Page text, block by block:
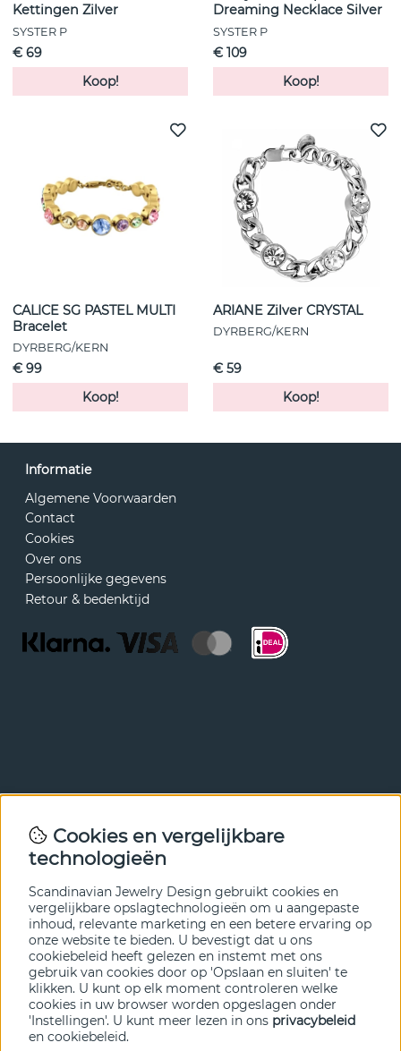
Kettingen Zilver
SYSTER P
€ 69
Koop!
Dreaming Necklace Silver
SYSTER P
€ 109
Koop!
CALICE SG PASTEL MULTI
Bracelet
DYRBERG/KERN
€ 99
Koop!
ARIANE Zilver CRYSTAL
DYRBERG/KERN
€ 59
Koop!
Informatie
Algemene Voorwaarden
Contact
Cookies
Over ons
Persoonlijke gegevens
Retour & bedenktijd
Met onze nieuwsbrief ben je als eerste op de hoogte van
nieuws en aanbiedingen. Meld je hieronder aan.
VERZENDEN
Cookies en vergelijkbare
technologieën
Scandinavian Jewelry Design gebruikt cookies en
vergelijkbare opslagtechnologieën om u aangepaste
inhoud, relevante marketing en een betere ervaring op
onze website te bieden. U bevestigt dat u ons
cookiebeleid heeft gelezen en instemt met ons
gebruik van cookies door op 'Opslaan en sluiten' te
klikken. U kunt op elk moment controleren welke
cookies in uw browser worden opgeslagen onder
'Instellingen'. U kunt meer lezen in ons privacybeleid
en cookiebeleid.